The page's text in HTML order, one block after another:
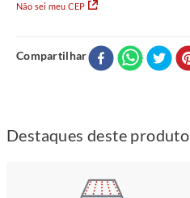
Não sei meu CEP
Compartilhar
Destaques deste produto